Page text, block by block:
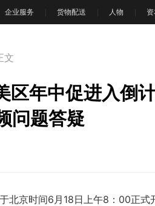
企业服务 货物配送 人物
文
区年中促进入倒
问题答疑
北京时间6月18日上午8：00正式